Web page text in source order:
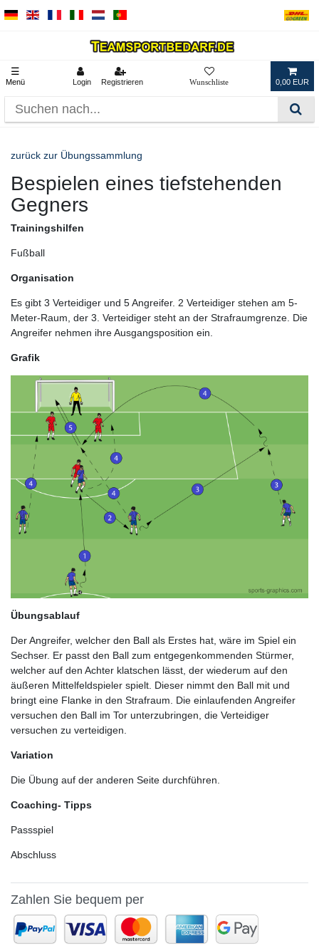
☰
Menü Login Registrieren 0,00 EUR
zurück zur Übungssammlung
Bespielen eines tiefstehenden
Gegners
Trainingshilfen
Fußball
Organisation
Es gibt 3 Verteidiger und 5 Angreifer. 2 Verteidiger stehen am 5-
Meter-Raum, der 3. Verteidiger steht an der Strafraumgrenze. Die
Angreifer nehmen ihre Ausgangsposition ein.
Grafik
Übungsablauf
Der Angreifer, welcher den Ball als Erstes hat, wäre im Spiel ein
Sechser. Er passt den Ball zum entgegenkommenden Stürmer,
welcher auf den Achter klatschen lässt, der wiederum auf den
äußeren Mittelfeldspieler spielt. Dieser nimmt den Ball mit und
bringt eine Flanke in den Strafraum. Die einlaufenden Angreifer
versuchen den Ball im Tor unterzubringen, die Verteidiger
versuchen zu verteidigen.
Variation
Die Übung auf der anderen Seite durchführen.
Coaching- Tipps
Passspiel
Abschluss
Zahlen Sie bequem per